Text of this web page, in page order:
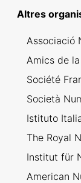
Altres
Associació
Amics de
Société
Società
Istituto
The Royal
Institut für
American